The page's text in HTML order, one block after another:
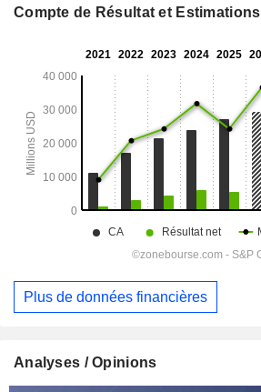
Compte de Résultat et Estimations
Plus de données financières
Analyses / Opinions